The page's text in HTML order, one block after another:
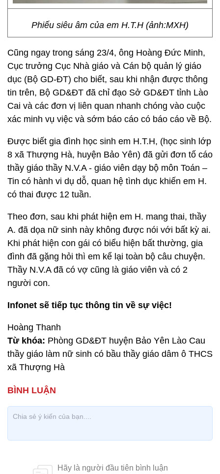
Phiếu siêu âm của em H.T.H (ảnh:MXH)
Cũng ngay trong sáng 23/4, ông Hoàng Đức Minh,
Cục trưởng Cục Nhà giáo và Cán bộ quản lý giáo
dục (Bộ GD-ĐT) cho biết, sau khi nhận được thông
tin trên, Bộ GD&ĐT đã chỉ đạo Sở GD&ĐT tỉnh Lào
Cai và các đơn vị liên quan nhanh chóng vào cuộc
xác minh vụ việc và sớm báo cáo có báo cáo về Bộ.
Được biết gia đình học sinh em H.T.H, (học sinh lớp
8 xã Thượng Hà, huyện Bảo Yên) đã gửi đơn tố cáo
thầy giáo thầy N.V.A - giáo viên dạy bộ môn Toán –
Tin có hành vi dụ dỗ, quan hệ tình dục khiến em H.
có thai được 12 tuần.
Theo đơn, sau khi phát hiện em H. mang thai, thầy
A. đã dọa nữ sinh này không được nói với bất kỳ ai.
Khi phát hiện con gái có biểu hiện bất thường, gia
đình đã gặng hỏi thì em kể lại toàn bộ câu chuyện.
Thầy N.V.A đã có vợ cũng là giáo viên và có 2
người con.
Infonet sẽ tiếp tục thông tin về sự việc!
Hoàng Thanh
Từ khóa: Phòng GD&ĐT huyện Bảo Yên Lào Cau
thầy giáo làm nữ sinh có bầu thầy giáo dâm ô THCS
xã Thượng Hà